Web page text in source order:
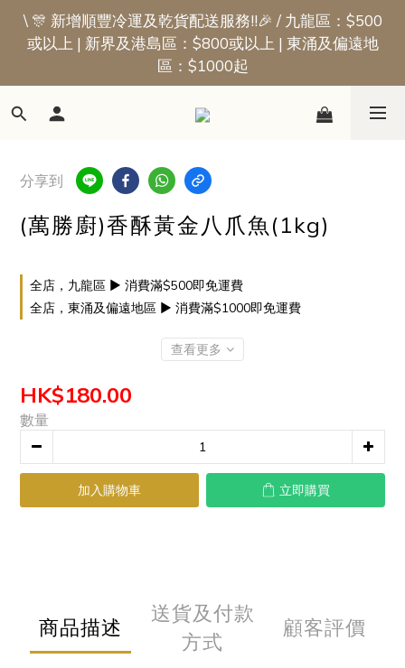
📢新會員優惠 | 首張訂單即享$50迎新獎賞
\ 🎊 新增順豐冷運及乾貨配送服務!!🎉 / 九龍區：$500
或以上 | 新界及港島區：$800或以上 | 東涌及偏遠地
區：$1000起
📢新會員優惠 | 首張訂單即享$50迎新獎賞
分享到
(萬勝廚)香酥黃金八爪魚(1kg)
全店，九龍區 ▶ 消費滿$500即免運費
全店，東涌及偏遠地區 ▶ 消費滿$1000即免運費
查看更多
HK$180.00
數量
加入購物車 立即購買
商品描述
送貨及付款
方式
顧客評價